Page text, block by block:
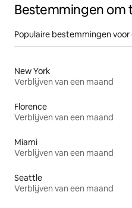
Bestemmingen om
Populaire bestemmingen
New York
Verblijven van een maand
Florence
Verblijven van een maand
Miami
Verblijven van een maand
Seattle
Verblijven van een maand